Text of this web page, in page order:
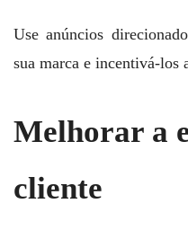
Use anúncios
sua marca e incentivá-los
Melhorar a
cliente